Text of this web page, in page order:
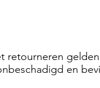
retourneren
en